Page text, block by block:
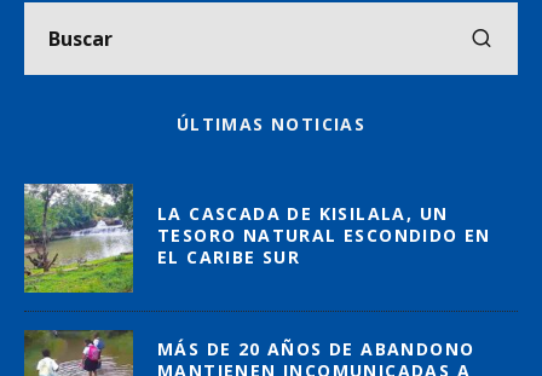
ÚLTIMAS NOTICIAS
LA CASCADA DE KISILALA, UN
TESORO NATURAL ESCONDIDO EN
EL CARIBE SUR
MÁS DE 20 AÑOS DE ABANDONO
MANTIENEN INCOMUNICADAS A